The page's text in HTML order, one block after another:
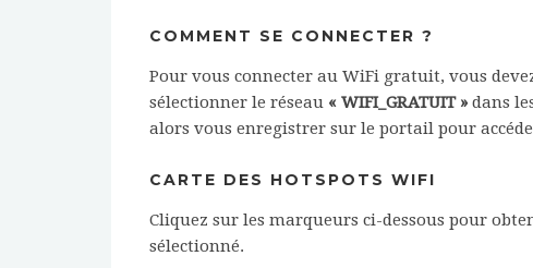
COMMENT SE CONNECTER ?
Pour vous connecter au WiFi gratuit, vous
sélectionner le réseau « WIFI_GRATUIT » dans
alors vous enregistrer sur le portail pour
CARTE DES HOTSPOTS WIFI
Cliquez sur les marqueurs ci-dessous pour
sélectionné.